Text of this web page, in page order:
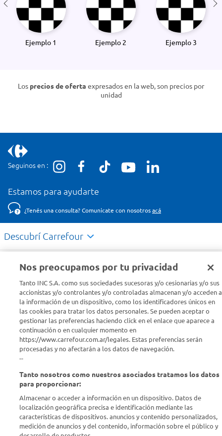
Ejemplo 1 Ejemplo 2 Ejemplo 3
Los precios de oferta expresados en la web, son precios por
unidad
Seguinos en :
Estamos para ayudarte
¿Tenés una consulta? Comunicate con nosotros acá
Descubrí Carrefour
Conocenos
Info útil
Comprá Online
Enterate de nuestras ofertas
Dejanos tu mail para recibir todas las ofertas y promociones antes
ENVIAR
Nos preocupamos por tu privacidad
Tanto INC S.A. como sus sociedades sucesoras y/o cesionarias y/o sus
accionistas y/o controlantes y/o controladas almacenan y/o acceden a
la información de un dispositivo, como los identificadores únicos en
las cookies para tratar los datos personales. Se pueden aceptar o
gestionar las preferencias haciendo click en el enlace que aparece a
continuación o en cualquier momento en
https://www.carrefour.com.ar/legales. Estas preferencias serán
procesadas y no afectarán a los datos de navegación.
--
Tanto nosotros como nuestros asociados tratamos los datos
para proporcionar:
Almacenar o acceder a información en un dispositivo. Datos de
localización geográfica precisa e identificación mediante las
características de dispositivos. anuncios y contenido personalizados,
medición de anuncios y del contenido, información sobre el público y